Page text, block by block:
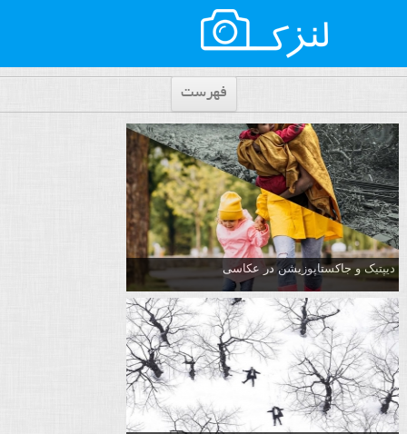
فهرست
دیپتیک و جاکستا‌پوزیشن در عکاسی